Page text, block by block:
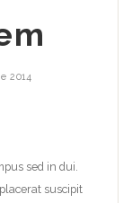
2014
sed in dui.
suscipit